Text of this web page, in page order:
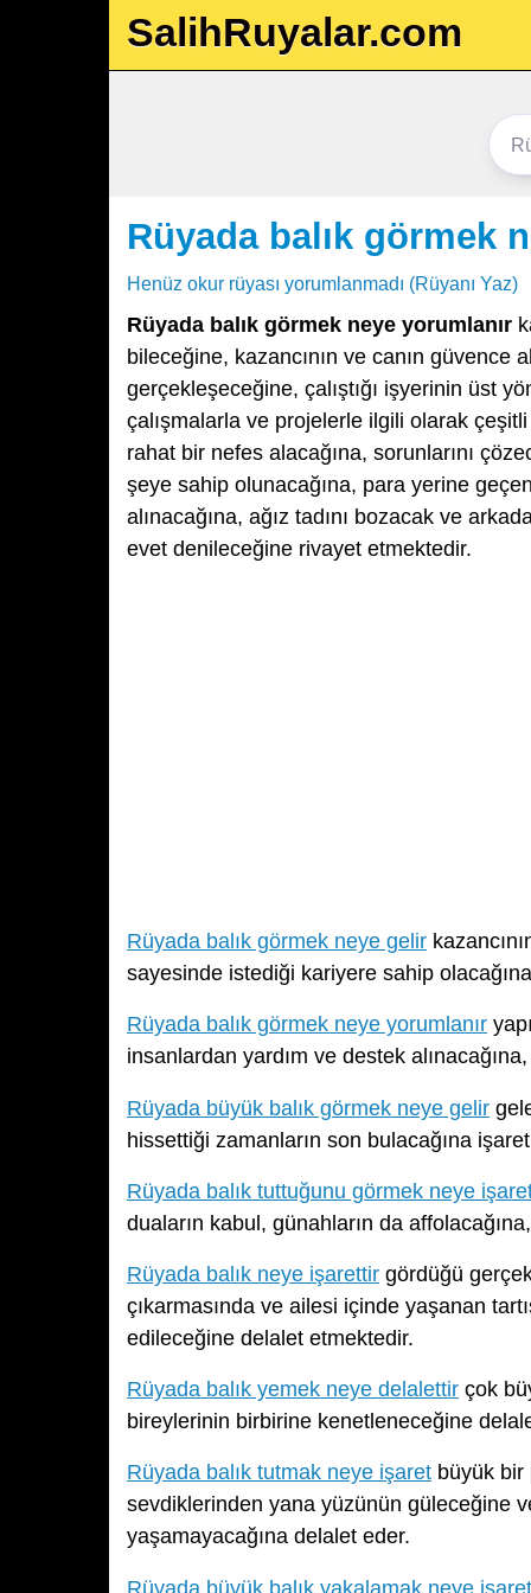
SalihRuyalar.com
Rüyada balık görmek
Henüz okur rüyası yorumlanmadı (Rüyanı Yaz)
Rüyada balık görmek neye yorumlanır
bileceğine, kazancının ve canın güvence
gerçekleşeceğine, çalıştığı işyerinin üst
çalışmalarla ve projelerle ilgili olarak
rahat bir nefes alacağına, sorunlarını
şeye sahip olunacağına, para yerine
alınacağına, ağız tadını bozacak ve
evet denileceğine rivayet etmektedir.
Rüyada balık görmek neye gelir
sayesinde istediği kariyere sahip
Rüyada balık görmek neye yorumlanır
insanlardan yardım ve destek
Rüyada büyük balık görmek neye gelir
hissettiği zamanların son bulacağına
Rüyada balık tuttuğunu görmek neye
duaların kabul, günahların da
Rüyada balık neye işarettir gördüğü
çıkarmasında ve ailesi içinde yaşanan
edileceğine delalet etmektedir.
Rüyada balık yemek neye delalettir çok
bireylerinin birbirine kenetleneceğine
Rüyada balık tutmak neye işaret büyük
sevdiklerinden yana yüzünün güleceğine
yaşamayacağına delalet eder.
Rüyada büyük balık yakalamak neye